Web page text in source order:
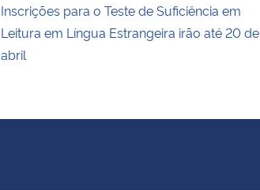
Inscrições para o Teste de Suficiência em
Leitura em Língua Estrangeira irão até 20 de
abril